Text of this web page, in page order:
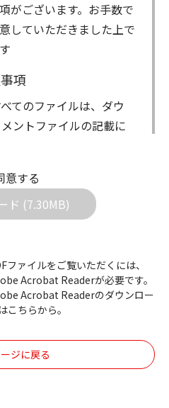
がございます。お手数で
していただきました上で
項
てのファイルは、ダウ
ントファイルの記載に
ません。また、ファイ
一切行わないでくださ
マンドの仕様書、およ
ンロードファイルにつ
べての権利は、アイコ
ードしたファイルは、
にはご使用できませ
意する
ド (7.30MB)
ファイルをご覧いただくには、
Acrobat Readerが必要です。
Acrobat Readerのダウンロー
こちらから。
ジに戻る